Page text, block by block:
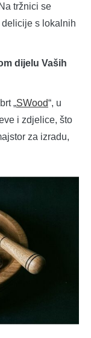
tržnici se
s lokalnih
dijelu Vaših
„SWood“, u
i zdjelice, što
za izradu,